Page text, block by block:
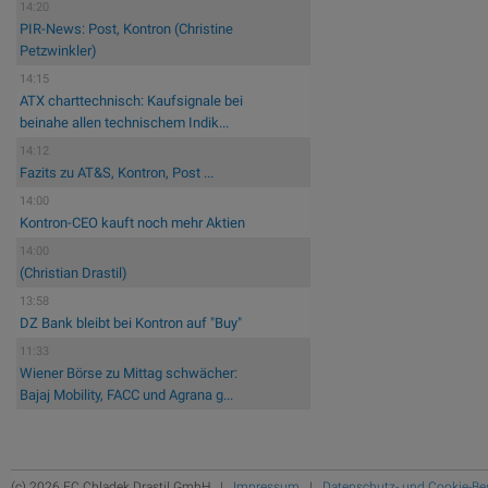
14:20
PIR-News: Post, Kontron (Christine
Petzwinkler)
14:15
ATX charttechnisch: Kaufsignale bei
beinahe allen technischem Indik...
14:12
Fazits zu AT&S, Kontron, Post ...
14:00
Kontron-CEO kauft noch mehr Aktien
14:00
(Christian Drastil)
13:58
DZ Bank bleibt bei Kontron auf "Buy"
11:33
Wiener Börse zu Mittag schwächer:
Bajaj Mobility, FACC und Agrana g...